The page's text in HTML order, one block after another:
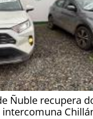
Ñuble recupera